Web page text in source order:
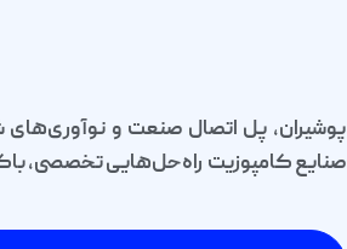
پوشیران، پل اتصال صنعت و نوآوری‌های
صنایع کامپوزیت راه‌حل‌هایی تخصصی،